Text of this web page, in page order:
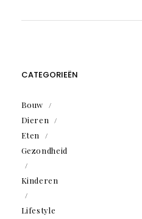
CATEGORIEËN
Bouw
Dieren
Eten
Gezondheid
Kinderen
Lifestyle